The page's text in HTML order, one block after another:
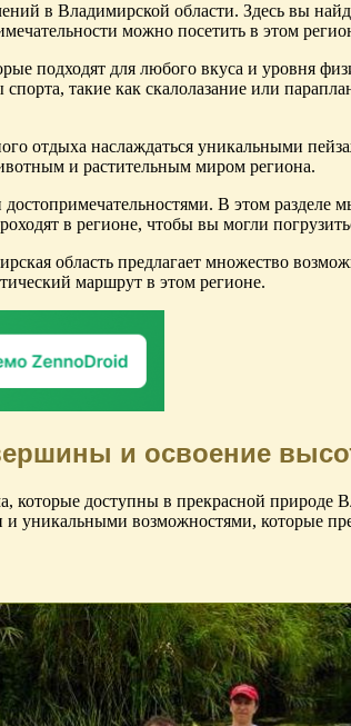
в Владимирской области. Здесь вы
можно посетить в этом
подходят для любого вкуса и уровня
такие как скалолазание или
отдыха наслаждаться уникальными
и растительным миром региона.
В этом разделе
в регионе, чтобы вы могли
область предлагает множество
маршрут в этом регионе.
и освоение
доступны в прекрасной природе
возможностями, которые